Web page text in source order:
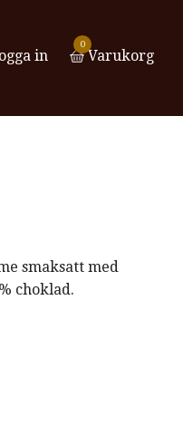
in
0
Varukorg
smaksatt med
choklad.